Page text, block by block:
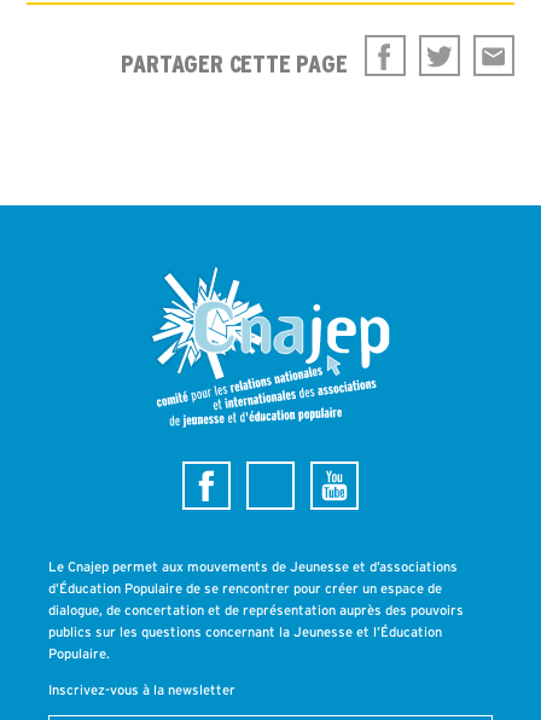
PARTAGER CETTE PAGE
Le Cnajep permet aux mouvements de Jeunesse et d’associations
d’Éducation Populaire de se rencontrer pour créer un espace de
dialogue, de concertation et de représentation auprès des pouvoirs
publics sur les questions concernant la Jeunesse et l’Éducation
Populaire.
Inscrivez-vous à la newsletter